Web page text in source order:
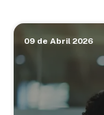
09 de Abril 2026